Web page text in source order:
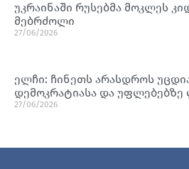
უკრაინაში რუსებმა მოკლეს
მებრძოლი
27/06/2026
ელჩი: ჩინეთს არასდროს
დემოკრატიასა და უფლებებზე
27/06/2026